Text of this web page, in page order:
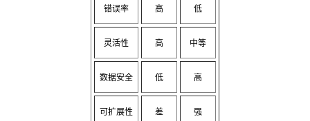
错误率 高 低
灵活性 高 中等
数据安全 低 高
可扩展性 差 强